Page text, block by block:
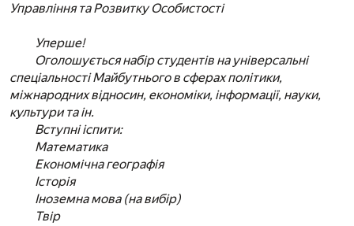
Управління та Розвитку Особистості
Уперше!
Оголошується набір студентів на універсальні
спеціальності Майбутнього в сферах політики,
міжнародних відносин, економіки, інформації, науки,
культури та ін.
Вступні іспити:
Математика
Економічна географія
Історія
Іноземна мова (на вибір)
Твір